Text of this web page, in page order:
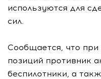
используются для
сил.
Сообщается, что
позиций противник
беспилотники, а